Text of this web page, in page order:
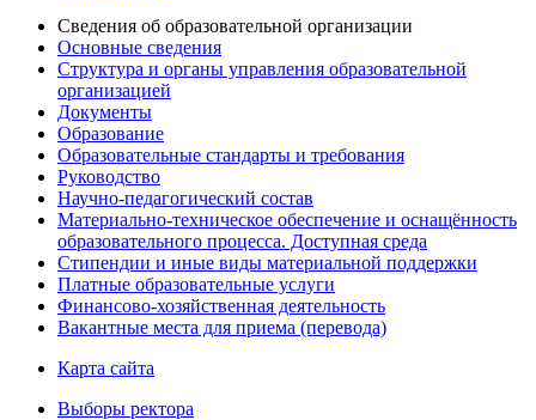
Сведения об образовательной организации
Основные сведения
Структура и органы управления образовательной
организацией
Документы
Образование
Образовательные стандарты и требования
Руководство
Научно-педагогический состав
Материально-техническое обеспечение и оснащённость
образовательного процесса. Доступная среда
Стипендии и иные виды материальной поддержки
Платные образовательные услуги
Финансово-хозяйственная деятельность
Вакантные места для приема (перевода)
Карта сайта
Выборы ректора